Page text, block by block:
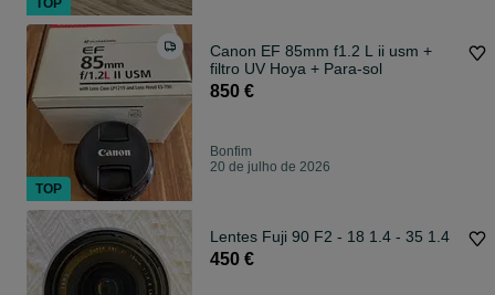
Canon EF 85mm f1.2 L ii usm +
filtro UV Hoya + Para-sol
850 €
Bonfim
20 de julho de 2026
Lentes Fuji 90 F2 - 18 1.4 - 35 1.4
450 €
TOP
TOP